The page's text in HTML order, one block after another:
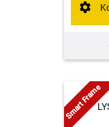
Smart Frame